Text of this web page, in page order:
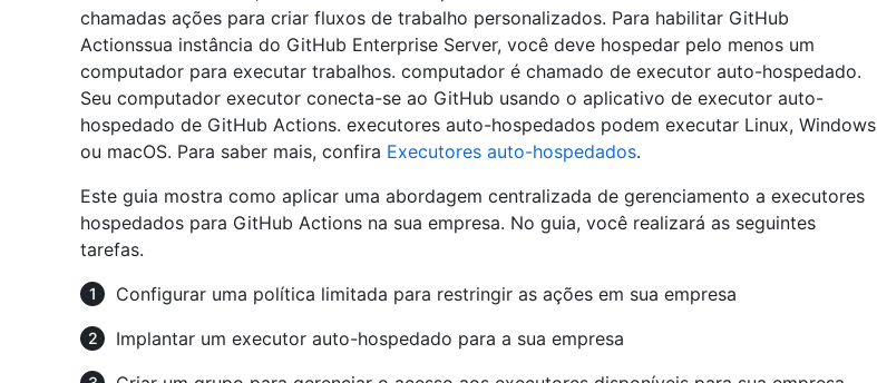
chamadas ações para criar fluxos de trabalho personalizados. Para habilitar GitHub
Actionssua instância do GitHub Enterprise Server, você deve hospedar pelo menos um
computador para executar trabalhos. computador é chamado de executor auto-hospedado.
Seu computador executor conecta-se ao GitHub usando o aplicativo de executor auto-
hospedado de GitHub Actions. executores auto-hospedados podem executar Linux, Windows
ou macOS. Para saber mais, confira Executores auto-hospedados.
Este guia mostra como aplicar uma abordagem centralizada de gerenciamento a executores
hospedados para GitHub Actions na sua empresa. No guia, você realizará as seguintes
tarefas.
Configurar uma política limitada para restringir as ações em sua empresa
Implantar um executor auto-hospedado para a sua empresa